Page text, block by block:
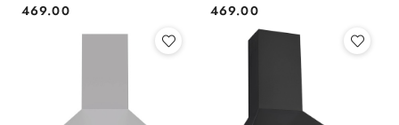
Cena:
469.00 Cena:
469.00